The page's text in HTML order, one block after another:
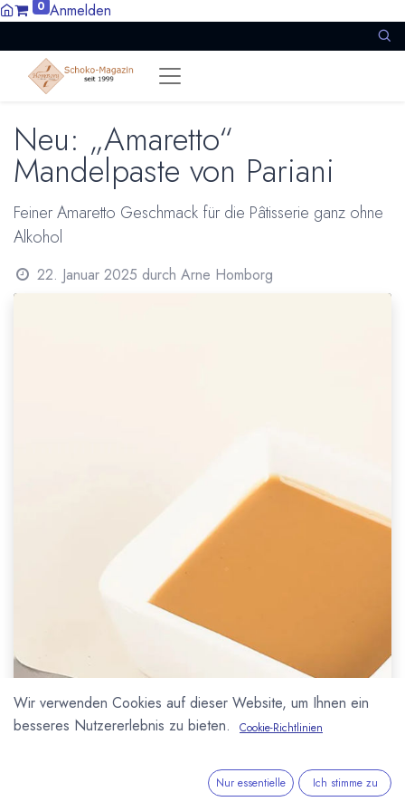
0 Anmelden
Neu: „Amaretto“
Mandelpaste von Pariani
Feiner Amaretto Geschmack für die Pâtisserie ganz ohne
Alkohol
22. Januar 2025 durch Arne Homborg
Wir verwenden Cookies auf dieser Website, um Ihnen ein
besseres Nutzererlebnis zu bieten.
Cookie-Richtlinien
Nur essentielle Ich stimme zu